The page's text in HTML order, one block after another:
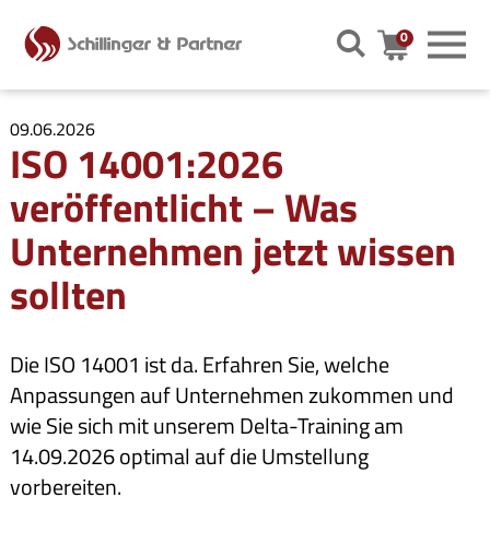
0
09.06.2026
ISO 14001:2026
veröffentlicht – Was
Unternehmen jetzt wissen
sollten
Die ISO 14001 ist da. Erfahren Sie, welche
Anpassungen auf Unternehmen zukommen und
wie Sie sich mit unserem Delta-Training am
14.09.2026 optimal auf die Umstellung
vorbereiten.